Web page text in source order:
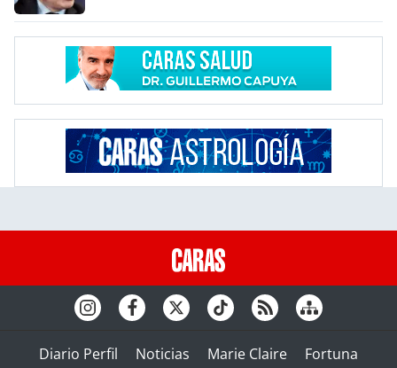
Diario Perfil Noticias Marie Claire Fortuna